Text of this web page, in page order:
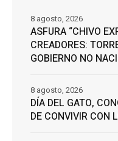
ASFURA “CHIVO
CREADORES:
GOBIERNO NO
8 agosto, 2026
DÍA DEL GATO,
DE CONVIVIR CON
8 agosto, 2026